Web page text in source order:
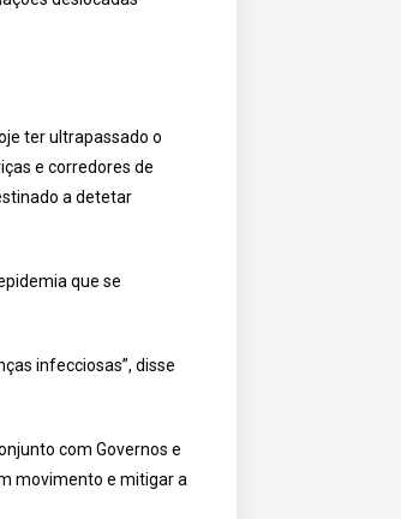
ter ultrapassado o
e corredores de
a detetar
que se
infecciosas”, disse
com Governos e
movimento e mitigar a